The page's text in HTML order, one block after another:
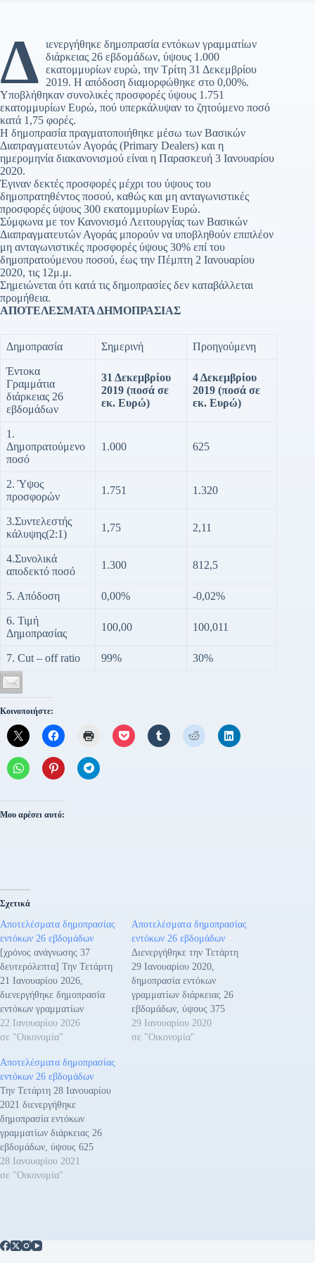
Δ ιενεργήθηκε δημοπρασία εντόκων γραμματίων
διάρκειας 26 εβδομάδων, ύψους 1.000
εκατομμυρίων ευρώ, την Τρίτη 31 Δεκεμβρίου
2019. Η απόδοση διαμορφώθηκε στο 0,00%.
Υποβλήθηκαν συνολικές προσφορές ύψους 1.751
εκατομμυρίων Ευρώ, πού υπερκάλυψαν το ζητούμενο ποσό
κατά 1,75 φορές.
Η δημοπρασία πραγματοποιήθηκε μέσω των Βασικών
Διαπραγματευτών Αγοράς (Primary Dealers) και η
ημερομηνία διακανονισμού είναι η Παρασκευή 3 Ιανουαρίου
2020.
Έγιναν δεκτές προσφορές μέχρι του ύψους του
δημοπρατηθέντος ποσού, καθώς και μη ανταγωνιστικές
προσφορές ύψους 300 εκατομμυρίων Ευρώ.
Σύμφωνα με τον Κανονισμό Λειτουργίας των Βασικών
Διαπραγματευτών Αγοράς μπορούν να υποβληθούν επιπλέον
μη ανταγωνιστικές προσφορές ύψους 30% επί του
δημοπρατούμενου ποσού, έως την Πέμπτη 2 Ιανουαρίου
2020, τις 12μ.μ.
Σημειώνεται ότι κατά τις δημοπρασίες δεν καταβάλλεται
προμήθεια.
ΑΠΟΤΕΛΕΣΜΑΤΑ ΔΗΜΟΠΡΑΣΙΑΣ
Δημοπρασία Σημερινή Προηγούμενη
Έντοκα
Γραμμάτια
διάρκειας 26
εβδομάδων
31 Δεκεμβρίου
2019 (ποσά σε
εκ. Ευρώ)
4 Δεκεμβρίου
2019 (ποσά σε
εκ. Ευρώ)
1.
Δημοπρατούμενο
ποσό
1.000 625
2. Ύψος
προσφορών
1.751 1.320
3.Συντελεστής
κάλυψης(2:1)
1,75 2,11
4.Συνολικά
αποδεκτό ποσό
1.300 812,5
5. Απόδοση 0,00% -0,02%
6. Τιμή
Δημοπρασίας
100,00 100,011
7. Cut – off ratio 99% 30%
Κοινοποιήστε:
Μου αρέσει αυτό:
Σχετικά
Αποτελέσματα δημοπρασίας
εντόκων 26 εβδομάδων
[χρόνος ανάγνωσης 37
δευτερόλεπτα] Την Τετάρτη
21 Ιανουαρίου 2026,
διενεργήθηκε δημοπρασία
εντόκων γραμματίων
διάρκειας 26 εβδομάδων,
ύψους 400 εκατομμυρίων
διαμορφώθηκε στο 1,85%.
Υποβλήθηκαν συνολικές
προσφορές ύψους 967
εκατομμυρίων ευρώ, που
υπερκάλυψαν το ζητούμενο
ποσό κατά 2,42 φορές.Η
δημοπρασία
πραγματοποιήθηκε μέσω των
Βασικών Διαπραγματευτών
22 Ιανουαρίου 2026
σε "Οικονομία"
Αποτελέσματα δημοπρασίας
εντόκων 26 εβδομάδων
Διενεργήθηκε την Τετάρτη
29 Ιανουαρίου 2020,
δημοπρασία εντόκων
γραμματίων διάρκειας 26
εβδομάδων, ύψους 375
εκατομμυρίων Ευρώ. Η
απόδοση διαμορφώθηκε στο
29 Ιανουαρίου 2020
σε "Οικονομία"
Αποτελέσματα δημοπρασίας
εντόκων 26 εβδομάδων
Την Τετάρτη 28 Ιανουαρίου
2021 διενεργήθηκε
δημοπρασία εντόκων
γραμματίων διάρκειας 26
εβδομάδων, ύψους 625
εκατομμυρίων Ευρώ. Η
απόδοση διαμορφώθηκε στο
ζητούμενο ποσό κατά 2,00
28 Ιανουαρίου 2021
σε "Οικονομία"